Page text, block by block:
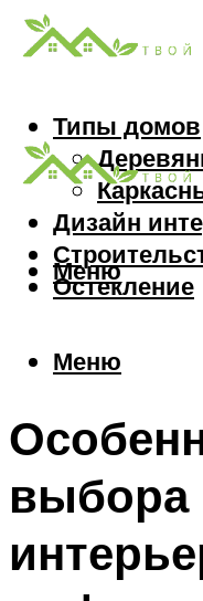
Типы домов
Дизайн
Остекление
Меню
Меню
выбора